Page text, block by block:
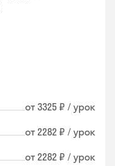
от 3325 ₽ / урок
от 2282 ₽ / урок
от 2282 ₽ / урок